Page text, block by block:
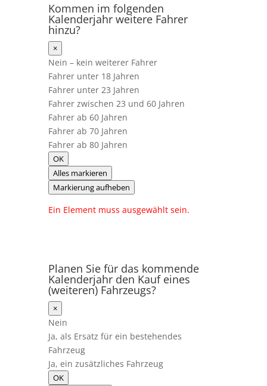
Kommen im folgenden
Kalenderjahr weitere Fahrer
hinzu?
×
Nein – kein weiterer Fahrer
Fahrer unter 18 Jahren
Fahrer unter 23 Jahren
Fahrer zwischen 23 und 60 Jahren
Fahrer ab 60 Jahren
Fahrer ab 70 Jahren
Fahrer ab 80 Jahren
OK
Alles markieren
Markierung aufheben
Ein Element muss ausgewählt sein.
Planen Sie für das kommende
Kalenderjahr den Kauf eines
(weiteren) Fahrzeugs?
×
Nein
Ja, als Ersatz für ein bestehendes
Fahrzeug
Ja, ein zusätzliches Fahrzeug
OK